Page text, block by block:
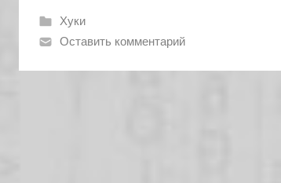
Хуки
Оставить комментарий